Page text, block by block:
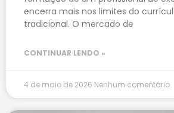
encerra mais nos limites do
tradicional. O mercado de
CONTINUAR LENDO »
4 de maio de 2026 Nenhum comentário